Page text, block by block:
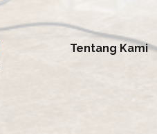
Tentang Kami